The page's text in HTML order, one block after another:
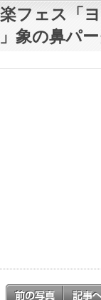
フェス「
象の鼻パ